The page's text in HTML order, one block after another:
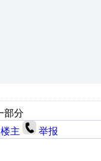
部分
主 举报